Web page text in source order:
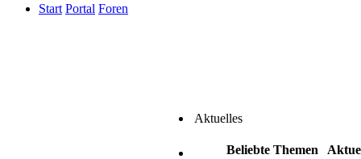
Start Portal Foren
Aktuelles
Beliebte Themen